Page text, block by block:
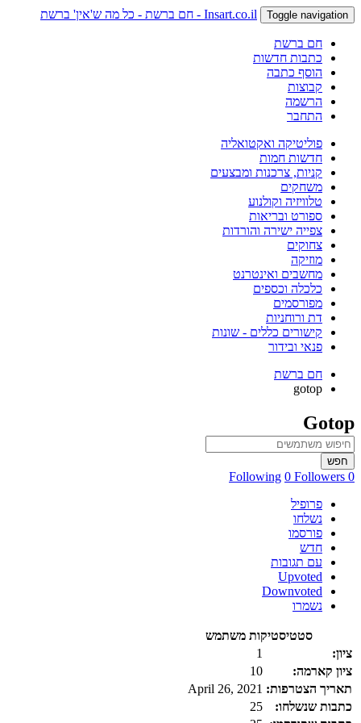
Toggle navigation Insart.co.il - חם ברשת - כל מה ש'אין' ברשת
חם ברשת
כתבות חדשות
הוסף כתבה
קבוצות
הרשמה
התחבר
פוליטיקה ואקטואליה
חדשות חמות
קניות, צרכנות ומבצעים
משחקים
טלוויזיה וקולנוע
ספורט ובריאות
צפייה ישירה והורדות
צחוקים
מוזיקה
מחשבים ואינטרנט
כלכלה וכספים
מפורסמים
דת ורוחניות
קישורים כללים - שונות
פנאי ובידור
חם ברשת
gotop
Gotop
חפש
0 Following
0 Followers
פרופיל
נשלחו
פורסמו
חדש
עם תגובות
Upvoted
Downvoted
נשמרו
סטטיסטיקות משתמש
ציון:
1
ציון קארמה:
10
תאריך הצטרפות: April 26, 2021
כתבות שנשלחו:
25